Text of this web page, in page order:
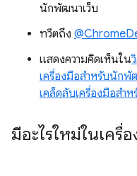
นักพัฒนาเว็บ
ทวีตถึง
แสดงความคิดเห็นใน
เครื่องมือสำหรับนักพั
เคล็ดลับเครื่องมือสำ
มีอะไรใหม่ในเค